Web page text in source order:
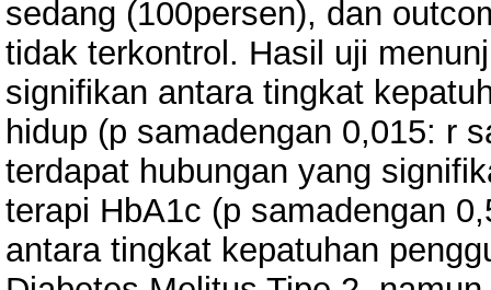
sedang (100persen), dan
tidak terkontrol. Hasil uji
signifikan antara tingkat
hidup (p samadengan 0,015: r
terdapat hubungan yang
terapi HbA1c (p samadengan
antara tingkat kepatuhan